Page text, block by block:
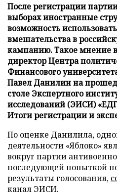
После регистрации
выборах иностранные
возможность
вмешательства в
кампанию. Такое мнение
директор Центра
Финансового
Павел Данилин на
столе Экспертного
исследований (ЭИСИ)
Итоги регистрации и
По оценке Данилила,
деятельности «Яблоко»
вокруг партии
последующей попыткой
результаты голосования,
канал ЭИСИ.